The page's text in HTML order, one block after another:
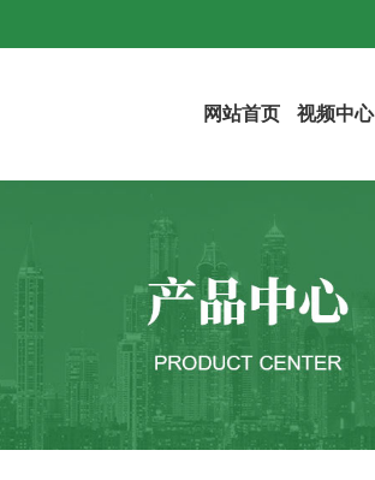
网站首页 视频中心